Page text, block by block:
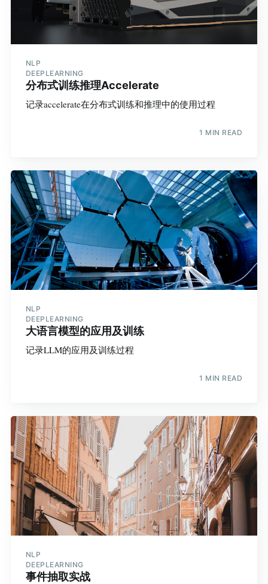
NLP
DEEPLEARNING
分布式训练推理Accelerate
记录accelerate在分布式训练和推理中的使用过程
1 MIN READ
NLP
DEEPLEARNING
大语言模型的应用及训练
记录LLM的应用及训练过程
1 MIN READ
NLP
DEEPLEARNING
事件抽取实战